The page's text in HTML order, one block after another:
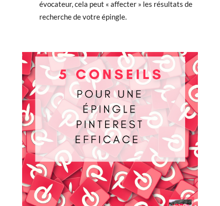
évocateur, cela peut « affecter » les résultats de
recherche de votre épingle.